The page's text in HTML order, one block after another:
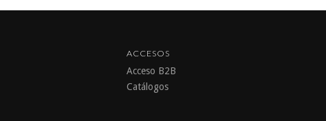
ACCESOS
Acceso B2B
Catálogos